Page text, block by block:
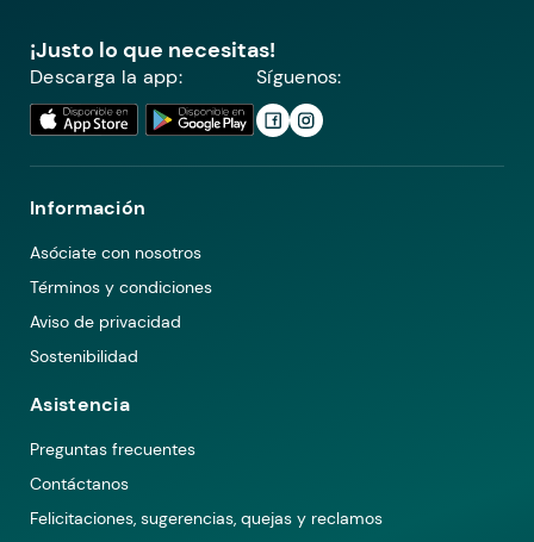
¡Justo lo que necesitas!
Descarga la app: Síguenos:
Información
Asóciate con nosotros
Términos y condiciones
Aviso de privacidad
Sostenibilidad
Asistencia
Preguntas frecuentes
Contáctanos
Felicitaciones, sugerencias, quejas y reclamos